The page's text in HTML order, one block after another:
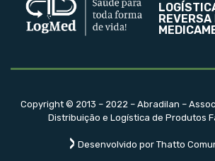
REVERSA
Copyright © 2013 – 2022 – Abradilan –
Distribuição e Logística de Produtos
Desenvolvido por Thatto